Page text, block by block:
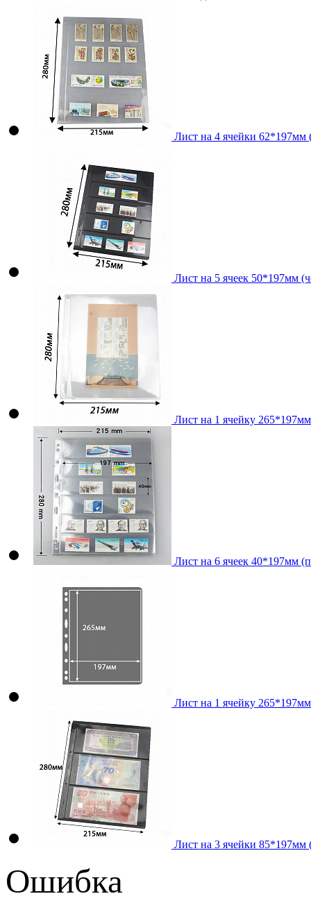
Лист на 4 ячейки 62*197мм
Лист на 5 ячеек 50*197мм
Лист на 1 ячейку
Лист на 6 ячеек 40*197мм
Лист на 1 ячейку
Лист на 3 ячейки 85*197мм
Ошибка